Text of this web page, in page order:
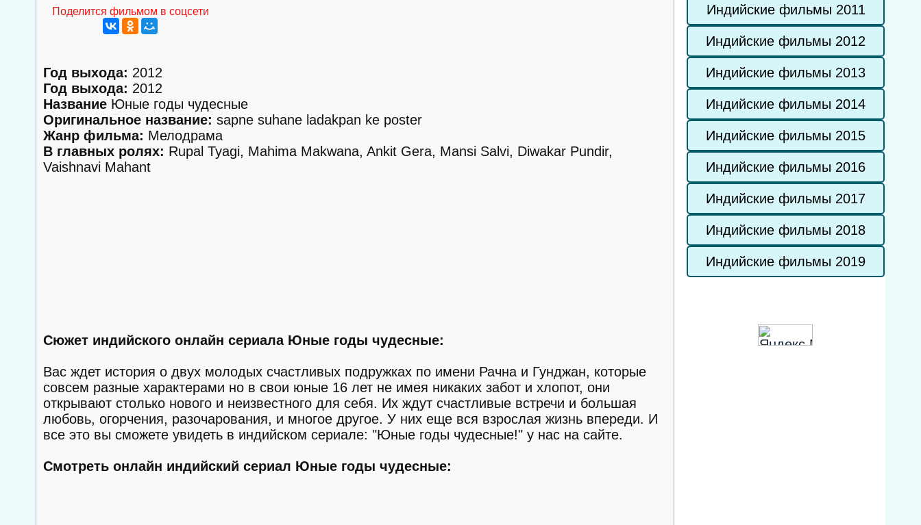
Поделится фильмом в соцсети
Год выхода: 2012
Год выхода: 2012
Название Юные годы чудесные
Оригинальное название: sapne suhane ladakpan ke poster
Жанр фильма: Мелодрама
В главных ролях: Rupal Tyagi, Mahima Makwana, Ankit Gera, Mansi Salvi, Diwakar Pundir,
Vaishnavi Mahant
Сюжет индийского онлайн сериала Юные годы чудесные:
Вас ждет история о двух молодых счастливых подружках по имени Рачна и Гунджан, которые
совсем разные характерами но в свои юные 16 лет не имея никаких забот и хлопот, они
открывают столько нового и неизвестного для себя. Их ждут счастливые встречи и большая
любовь, огорчения, разочарования, и многое другое. У них еще вся взрослая жизнь впереди. И
все это вы сможете увидеть в индийском сериале: "Юные годы чудесные!" у нас на сайте.
Смотреть онлайн индийский сериал Юные годы чудесные:
Индийские фильмы 2011
Индийские фильмы 2012
Индийские фильмы 2013
Индийские фильмы 2014
Индийские фильмы 2015
Индийские фильмы 2016
Индийские фильмы 2017
Индийские фильмы 2018
Индийские фильмы 2019